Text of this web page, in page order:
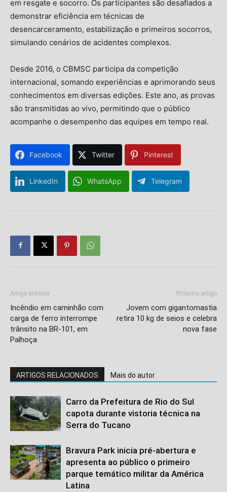
em resgate e socorro. Os participantes são desafiados a
demonstrar eficiência em técnicas de
desencarceramento, estabilização e primeiros socorros,
simulando cenários de acidentes complexos.
Desde 2016, o CBMSC participa da competição
internacional, somando experiências e aprimorando seus
conhecimentos em diversas edições. Este ano, as provas
são transmitidas ao vivo, permitindo que o público
acompanhe o desempenho das equipes em tempo real.
Facebook Twitter Pinterest
LinkedIn WhatsApp Telegram
Artigo anterior
Incêndio em caminhão com
carga de ferro interrompe
trânsito na BR-101, em
Palhoça
Próximo artigo
Jovem com gigantomastia
retira 10 kg de seios e celebra
nova fase
ARTIGOS RELACIONADOS Mais do autor
Carro da Prefeitura de Rio do Sul
capota durante vistoria técnica na
Serra do Tucano
Bravura Park inicia pré-abertura e
apresenta ao público o primeiro
parque temático militar da América
Latina